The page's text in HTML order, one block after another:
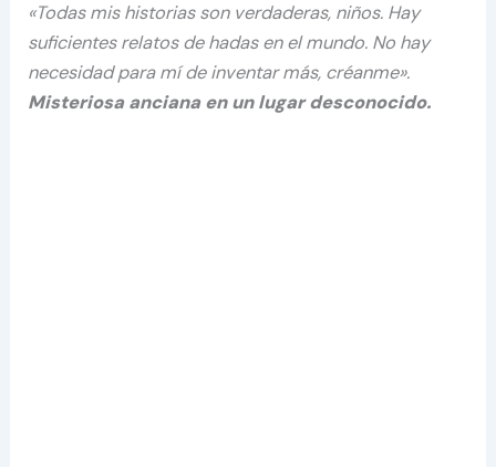
«Todas mis historias son verdaderas, niños. Hay
suficientes relatos de hadas en el mundo. No hay
necesidad para mí de inventar más, créanme».
Misteriosa anciana en un lugar desconocido.